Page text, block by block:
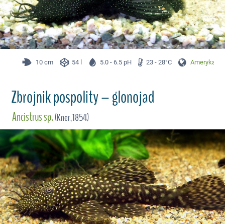
10 cm 54 l 5.0 - 6.5 pH 23 - 28°C Ameryka
Zbrojnik pospolity – glonojad
Ancistrus sp.(Kner,1854)